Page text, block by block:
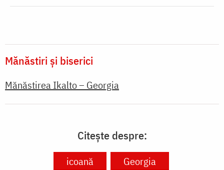
Mănăstiri și biserici
Mănăstirea Ikalto – Georgia
Citește despre:
icoană Georgia